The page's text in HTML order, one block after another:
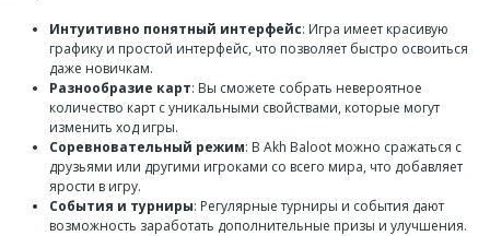
Интуитивно понятный интерфейс: Игра имеет красивую
графику и простой интерфейс, что позволяет быстро освоиться
даже новичкам.
Разнообразие карт: Вы сможете собрать невероятное
количество карт с уникальными свойствами, которые могут
изменить ход игры.
Соревновательный режим: В Akh Baloot можно сражаться с
друзьями или другими игроками со всего мира, что добавляет
ярости в игру.
События и турниры: Регулярные турниры и события дают
возможность заработать дополнительные призы и улучшения.